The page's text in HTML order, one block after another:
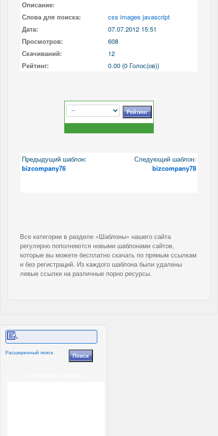
Описание:
Слова для поиска:
css images javascript
Дата:
07.07.2012 15:51
Просмотров:
608
Скачиваний:
12
Рейтинг:
0.00 (0 Голос(ов))
Предыдущий шаблон:
bizcompany76
Следующий шаблон:
bizcompany78
Все категории в разделе «Шаблоны» нашего сайта
регулярно пополняются новыми шаблонами сайтов,
которые вы можете бесплатно скачать по прямым ссылкам
и без регистраций. Из каждого шаблона были удалены
левые ссылки на различные порно ресурсы.
Расширенный поиск